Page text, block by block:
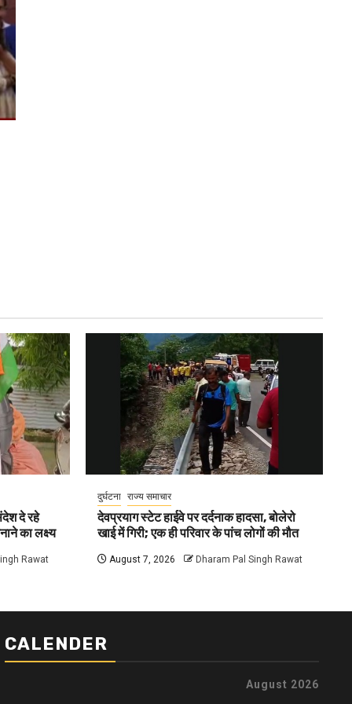
दे रहे
का लक्ष्य
Rawat
दुर्घटना राज्य समाचार
देवप्रयाग स्टेट हाईवे पर दर्दनाक हादसा, बोलेरो
खाई में गिरी; एक ही परिवार के पांच लोगों की मौत
August 7, 2026 Dharam Pal Singh Rawat
CALENDER
August 2026